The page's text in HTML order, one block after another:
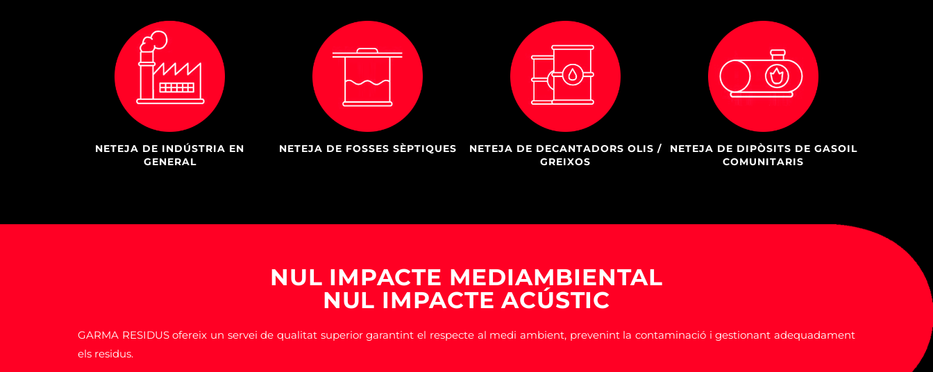
NETEJA DE INDÚSTRIA EN
GENERAL
NETEJA DE FOSSES SÈPTIQUES
NETEJA DE DECANTADORS OLIS /
GREIXOS
NETEJA DE DIPÒSITS DE GASOIL
COMUNITARIS
NUL IMPACTE MEDIAMBIENTAL
NUL IMPACTE ACÚSTIC
GARMA RESIDUS ofereix un servei de qualitat superior garantint el respecte al medi ambient, prevenint la contaminació i gestionant adequadament
els residus.